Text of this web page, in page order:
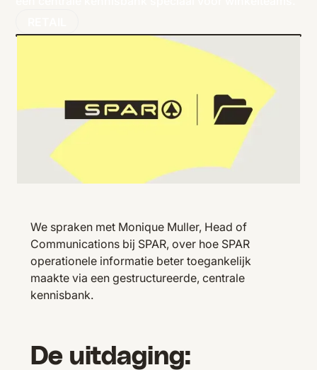
We spraken met Monique Muller, Head of
Communications bij SPAR, over hoe SPAR
operationele informatie beter toegankelijk
maakte via een gestructureerde, centrale
kennisbank.
De uitdaging: